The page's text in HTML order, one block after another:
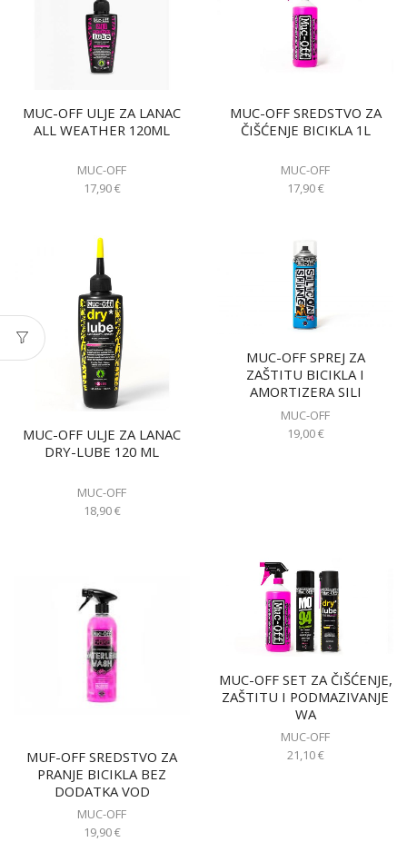
MUC-OFF ULJE ZA LANAC
ALL WEATHER 120ML
MUC-OFF
17,90€
MUC-OFF SREDSTVO ZA
ČIŠĆENJE BICIKLA 1L
MUC-OFF
17,90€
MUC-OFF ULJE ZA LANAC
DRY-LUBE 120 ML
MUC-OFF
18,90€
MUC-OFF SPREJ ZA
ZAŠTITU BICIKLA I
AMORTIZERA SILI
MUC-OFF
19,00€
MUF-OFF SREDSTVO ZA
PRANJE BICIKLA BEZ
DODATKA VOD
MUC-OFF
19,90€
MUC-OFF SET ZA ČIŠĆENJE,
ZAŠTITU I PODMAZIVANJE
WA
MUC-OFF
21,10€